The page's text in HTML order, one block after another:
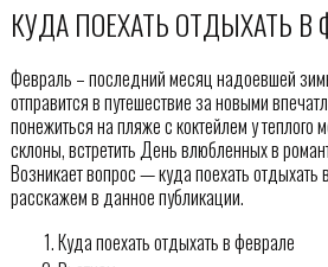
КУДА ПОЕХАТЬ ОТДЫХАТЬ В
Февраль – последний месяц надоевшей
отправится в путешествие за новыми
понежиться на пляже с коктейлем у теплого
склоны, встретить День влюбленных в
Возникает вопрос — куда поехать отдыхать
расскажем в данное публикации.
Куда поехать отдыхать в феврале